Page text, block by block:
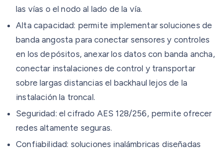
las vías o el nodo al lado de la vía.
Alta capacidad: permite implementar soluciones de
banda angosta para conectar sensores y controles
en los depósitos, anexar los datos con banda ancha,
conectar instalaciones de control y transportar
sobre largas distancias el backhaul lejos de la
instalación la troncal.
Seguridad: el cifrado AES 128/256, permite ofrecer
redes altamente seguras.
Confiabilidad: soluciones inalámbricas diseñadas